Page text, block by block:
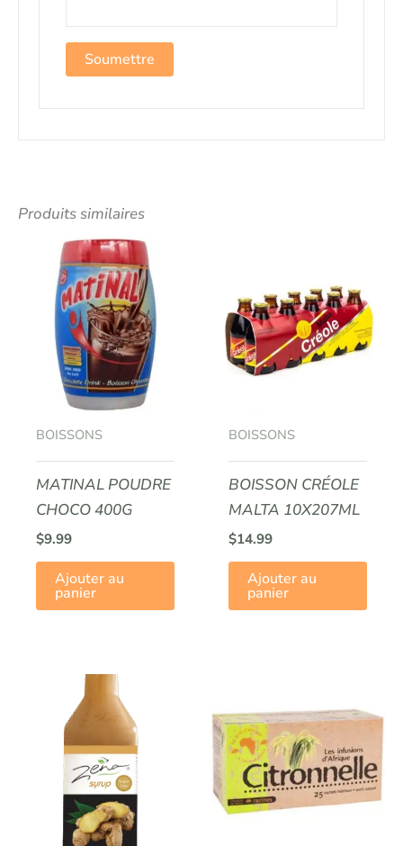
Produits similaires
BOISSONS
MATINAL POUDRE
CHOCO 400G
$9.99
Ajouter au
panier
BOISSONS
BOISSON CRÉOLE
MALTA 10X207ML
$14.99
Ajouter au
panier